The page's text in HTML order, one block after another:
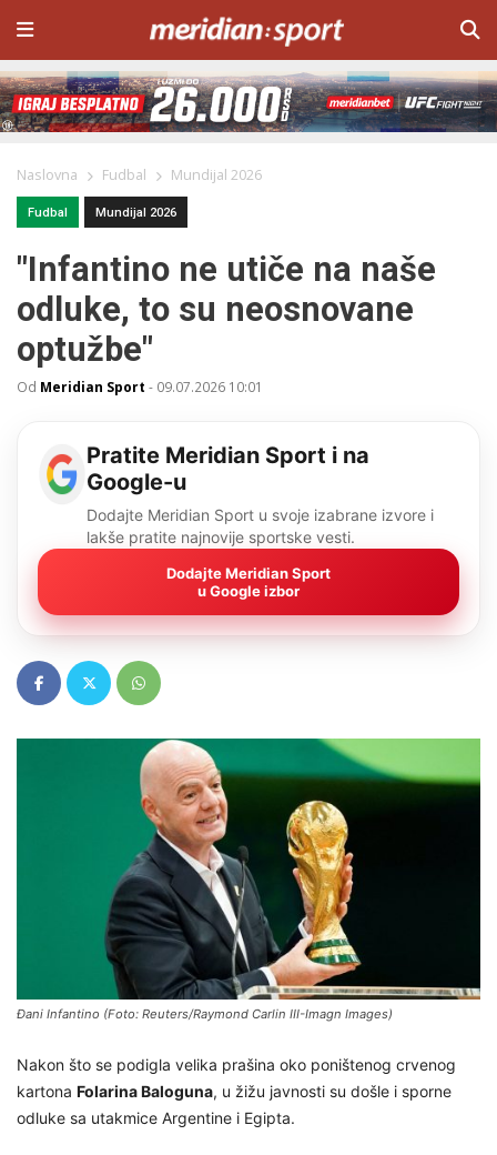
Naslovna Fudbal Mundijal 2026
Fudbal Mundijal 2026
"Infantino ne utiče na naše
odluke, to su neosnovane
optužbe"
Od Meridian Sport - 09.07.2026 10:01
Pratite Meridian Sport i na
Google-u
Dodajte Meridian Sport u svoje izabrane izvore i
lakše pratite najnovije sportske vesti.
Dodajte Meridian Sport
u Google izbor
Đani Infantino (Foto: Reuters/Raymond Carlin III-Imagn Images)
Nakon što se podigla velika prašina oko poništenog crvenog
kartona Folarina Baloguna, u žižu javnosti su došle i sporne
odluke sa utakmice Argentine i Egipta.